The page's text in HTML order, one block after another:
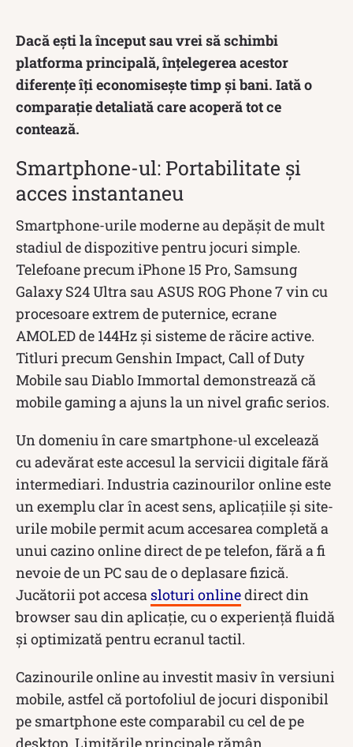
Dacă ești la început sau vrei să schimbi
platforma principală, înțelegerea acestor
diferențe îți economisește timp și bani. Iată o
comparație detaliată care acoperă tot ce
contează.
Smartphone-ul: Portabilitate și
acces instantaneu
Smartphone-urile moderne au depășit de mult
stadiul de dispozitive pentru jocuri simple.
Telefoane precum iPhone 15 Pro, Samsung
Galaxy S24 Ultra sau ASUS ROG Phone 7 vin cu
procesoare extrem de puternice, ecrane
AMOLED de 144Hz și sisteme de răcire active.
Titluri precum Genshin Impact, Call of Duty
Mobile sau Diablo Immortal demonstrează că
mobile gaming a ajuns la un nivel grafic serios.
Un domeniu în care smartphone-ul excelează
cu adevărat este accesul la servicii digitale fără
intermediari. Industria cazinourilor online este
un exemplu clar în acest sens, aplicațiile și site-
urile mobile permit acum accesarea completă a
unui cazino online direct de pe telefon, fără a fi
nevoie de un PC sau de o deplasare fizică.
Jucătorii pot accesa sloturi onlinedirect din
browser sau din aplicație, cu o experiență fluidă
și optimizată pentru ecranul tactil.
Cazinourile online au investit masiv în versiuni
mobile, astfel că portofoliul de jocuri disponibil
pe smartphone este comparabil cu cel de pe
desktop. Limitările principale rămân